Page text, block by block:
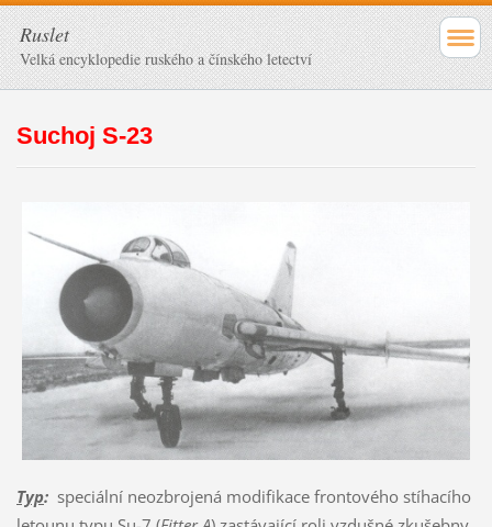
Ruslet
Velká encyklopedie ruského a čínského letectví
Suchoj S-23
Typ:speciální neozbrojená modifikace frontového stíhacího